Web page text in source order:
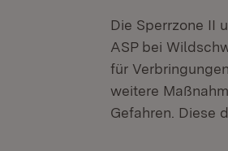
Die Sperrzone II
ASP bei
für
weitere
Gefahren. Diese